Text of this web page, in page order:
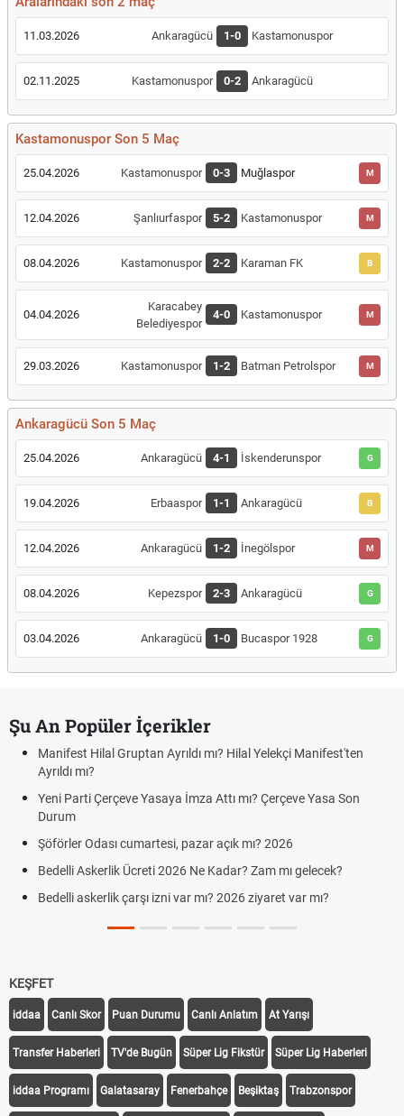
11.03.2026 Ankaragücü 1-0 Kastamonuspor
02.11.2025 Kastamonuspor 0-2 Ankaragücü
Kastamonuspor Son 5 Maç
25.04.2026 Kastamonuspor 0-3 Muğlaspor M
12.04.2026 Şanlıurfaspor 5-2 Kastamonuspor M
08.04.2026 Kastamonuspor 2-2 Karaman FK B
04.04.2026
Karacabey
Belediyespor
4-0 Kastamonuspor M
29.03.2026 Kastamonuspor 1-2 Batman Petrolspor M
Ankaragücü Son 5 Maç
25.04.2026 Ankaragücü 4-1 İskenderunspor G
19.04.2026 Erbaaspor 1-1 Ankaragücü B
12.04.2026 Ankaragücü 1-2 İnegölspor M
08.04.2026 Kepezspor 2-3 Ankaragücü G
03.04.2026 Ankaragücü 1-0 Bucaspor 1928 G
Şu An Popüler İçerikler
Manifest Hilal Gruptan Ayrıldı mı? Hilal Yelekçi Manifest'ten
Ayrıldı mı?
Yeni Parti Çerçeve Yasaya İmza Attı mı? Çerçeve Yasa Son
Durum
Şöförler Odası cumartesi, pazar açık mı? 2026
Bedelli Askerlik Ücreti 2026 Ne Kadar? Zam mı gelecek?
Bedelli askerlik çarşı izni var mı? 2026 ziyaret var mı?
KEŞFET
iddaa Canlı Skor Puan Durumu Canlı Anlatım At Yarışı
Transfer Haberleri TV'de Bugün Süper Lig Fikstür Süper Lig Haberleri
iddaa Programı Galatasaray Fenerbahçe Beşiktaş Trabzonspor